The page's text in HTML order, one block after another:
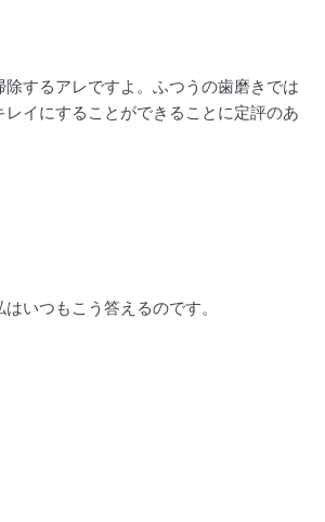
除するアレですよ。ふつうの歯磨きでは
レイにすることができることに定評のあ
いつもこう答えるのです。